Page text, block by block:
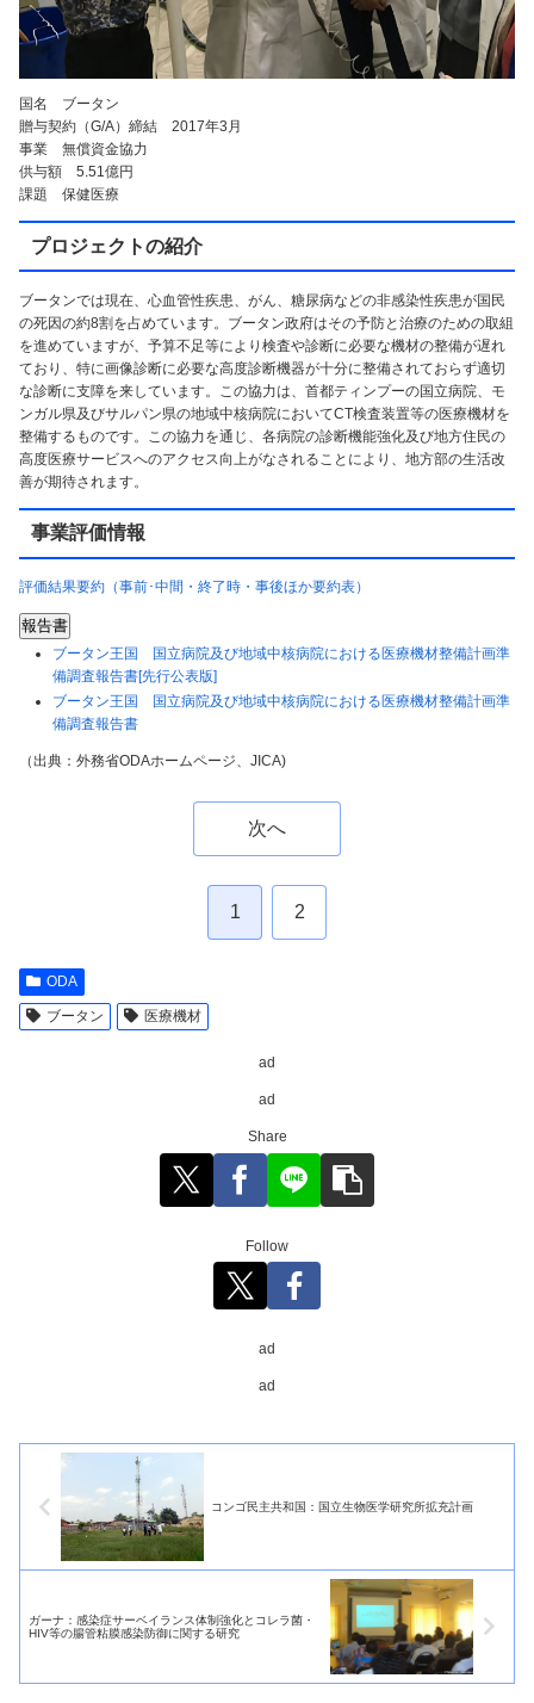
国名 ブータン
贈与契約（G/A）締結 2017年3月
事業 無償資金協力
供与額 5.51億円
課題 保健医療
プロジェクトの紹介
ブータンでは現在、心血管性疾患、がん、糖尿病などの非感染性疾患が国民
の死因の約8割を占めています。ブータン政府はその予防と治療のための取組
を進めていますが、予算不足等により検査や診断に必要な機材の整備が遅れ
ており、特に画像診断に必要な高度診断機器が十分に整備されておらず適切
な診断に支障を来しています。この協力は、首都ティンプーの国立病院、モ
ンガル県及びサルパン県の地域中核病院においてCT検査装置等の医療機材を
整備するものです。この協力を通じ、各病院の診断機能強化及び地方住民の
高度医療サービスへのアクセス向上がなされることにより、地方部の生活改
善が期待されます。
事業評価情報
評価結果要約（事前･中間・終了時・事後ほか要約表）
報告書
ブータン王国 国立病院及び地域中核病院における医療機材整備計画準
備調査報告書[先行公表版]
ブータン王国 国立病院及び地域中核病院における医療機材整備計画準
備調査報告書
（出典：外務省ODAホームページ、JICA)
次へ
1 2
ODA
ブータン 医療機材
ad
ad
Share
Follow
ad
ad
コンゴ民主共和国：国立生物医学研究所拡充計画
ガーナ：感染症サーベイランス体制強化とコレラ菌・
HIV等の腸管粘膜感染防御に関する研究